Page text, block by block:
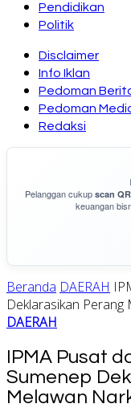
Pendidikan
Politik
Disclaimer
Info Iklan
Pedoman
Pedoman
Redaksi
Pelanggan cukup scan
keuangan
Beranda DAERAH
Deklarasikan
DAERAH
IPMA Pusat
Sumenep
Melawan